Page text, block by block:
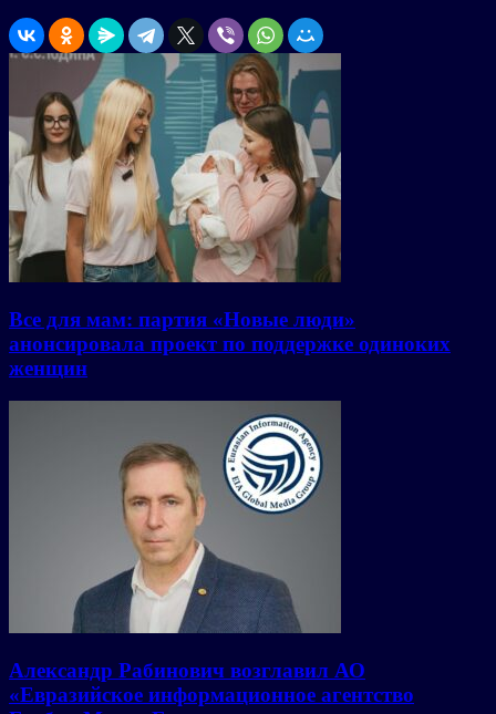
Все для мам: партия «Новые люди»
анонсировала проект по поддержке одиноких
женщин
Александр Рабинович возглавил АО
«Евразийское информационное агентство